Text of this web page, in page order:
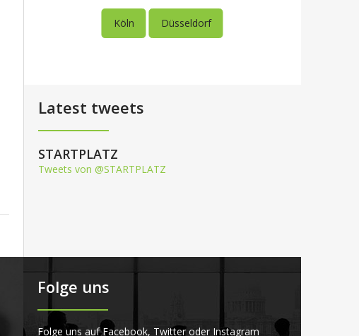
Köln Düsseldorf
Latest tweets
STARTPLATZ
Tweets von @STARTPLATZ
Folge uns
Folge uns auf Facebook, Twitter oder Instagram